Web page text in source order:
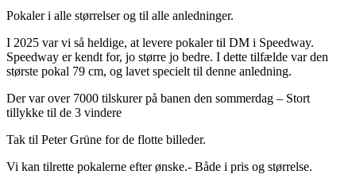
Pokaler i alle størrelser og til alle anledninger.
I 2025 var vi så heldige, at levere pokaler til DM i Speedway.
Speedway er kendt for, jo større jo bedre. I dette tilfælde var den
største pokal 79 cm, og lavet specielt til denne anledning.
Der var over 7000 tilskurer på banen den sommerdag – Stort
tillykke til de 3 vindere
Tak til Peter Grüne for de flotte billeder.
Vi kan tilrette pokalerne efter ønske.- Både i pris og størrelse.